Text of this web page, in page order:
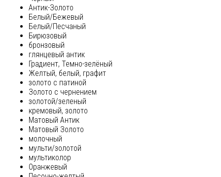
Антик-Золото
Белый/Бежевый
Белый/Песчаный
Бирюзовый
бронзовый
глянцевый антик
Градиент, Темно-зелёный
Желтый, белый, графит
золото с патиной
Золото с чернением
золотой/зеленый
кремовый, золото
Матовый Антик
Матовый Золото
молочный
мульти/золотой
мультиколор
Оранжевый